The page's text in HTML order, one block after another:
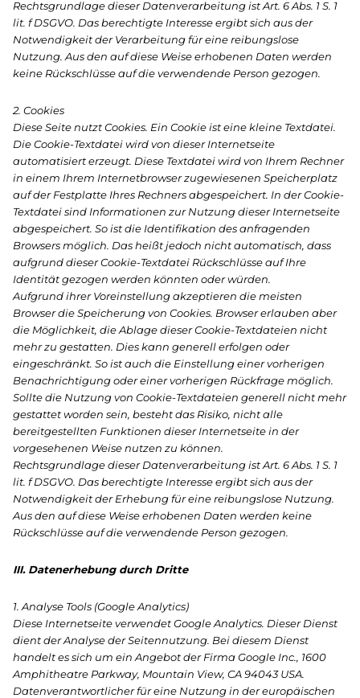
Rechtsgrundlage dieser Datenverarbeitung ist Art. 6 Abs. 1 S. 1
lit. f DSGVO. Das berechtigte Interesse ergibt sich aus der
Notwendigkeit der Verarbeitung für eine reibungslose
Nutzung. Aus den auf diese Weise erhobenen Daten werden
keine Rückschlüsse auf die verwendende Person gezogen.
2. Cookies
Diese Seite nutzt Cookies. Ein Cookie ist eine kleine Textdatei.
Die Cookie-Textdatei wird von dieser Internetseite
automatisiert erzeugt. Diese Textdatei wird von Ihrem Rechner
in einem Ihrem Internetbrowser zugewiesenen Speicherplatz
auf der Festplatte Ihres Rechners abgespeichert. In der Cookie-
Textdatei sind Informationen zur Nutzung dieser Internetseite
abgespeichert. So ist die Identifikation des anfragenden
Browsers möglich. Das heißt jedoch nicht automatisch, dass
aufgrund dieser Cookie-Textdatei Rückschlüsse auf Ihre
Identität gezogen werden könnten oder würden.
Aufgrund ihrer Voreinstellung akzeptieren die meisten
Browser die Speicherung von Cookies. Browser erlauben aber
die Möglichkeit, die Ablage dieser Cookie-Textdateien nicht
mehr zu gestatten. Dies kann generell erfolgen oder
eingeschränkt. So ist auch die Einstellung einer vorherigen
Benachrichtigung oder einer vorherigen Rückfrage möglich.
Sollte die Nutzung von Cookie-Textdateien generell nicht mehr
gestattet worden sein, besteht das Risiko, nicht alle
bereitgestellten Funktionen dieser Internetseite in der
vorgesehenen Weise nutzen zu können.
Rechtsgrundlage dieser Datenverarbeitung ist Art. 6 Abs. 1 S. 1
lit. f DSGVO. Das berechtigte Interesse ergibt sich aus der
Notwendigkeit der Erhebung für eine reibungslose Nutzung.
Aus den auf diese Weise erhobenen Daten werden keine
Rückschlüsse auf die verwendende Person gezogen.
III. Datenerhebung durch Dritte
1. Analyse Tools (Google Analytics)
Diese Internetseite verwendet Google Analytics. Dieser Dienst
dient der Analyse der Seitennutzung. Bei diesem Dienst
handelt es sich um ein Angebot der Firma Google Inc., 1600
Amphitheatre Parkway, Mountain View, CA 94043 USA.
Datenverantwortlicher für eine Nutzung in der europäischen